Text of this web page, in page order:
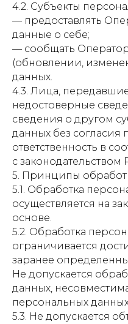
4.2. Субъекты
— предоставлять
данные о себе;
— сообщать
(обновлении,
данных.
4.3. Лица,
недостоверные
сведения о другом
данных без согласия
ответственность в
с законодательством
5. Принципы
5.1. Обработка
осуществляется на
основе.
5.2. Обработка
ограничивается
заранее
Не допускается
данных,
персональных
5.3. Не допускается